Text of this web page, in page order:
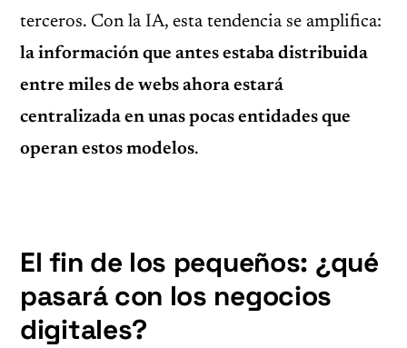
terceros. Con la IA, esta tendencia se amplifica:
la información que antes estaba distribuida
entre miles de webs ahora estará
centralizada en unas pocas entidades que
operan estos modelos.
El fin de los pequeños: ¿qué
pasará con los negocios
digitales?